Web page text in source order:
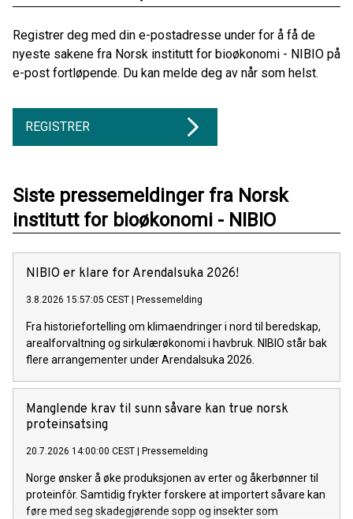
Registrer deg med din e-postadresse under for å få de
nyeste sakene fra Norsk institutt for bioøkonomi - NIBIO på
e-post fortløpende. Du kan melde deg av når som helst.
REGISTRER
Siste pressemeldinger fra Norsk
institutt for bioøkonomi - NIBIO
NIBIO er klare for Arendalsuka 2026!
3.8.2026 15:57:05 CEST Pressemelding
Fra historiefortelling om klimaendringer i nord til beredskap,
arealforvaltning og sirkulærøkonomi i havbruk. NIBIO står bak
flere arrangementer under Arendalsuka 2026.
Manglende krav til sunn såvare kan true norsk
proteinsatsing
20.7.2026 14:00:00 CEST Pressemelding
Norge ønsker å øke produksjonen av erter og åkerbønner til
proteinfôr. Samtidig frykter forskere at importert såvare kan
føre med seg skadegjørende sopp og insekter som